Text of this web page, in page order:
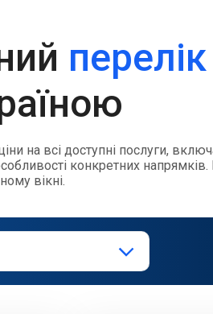
перелік
на всі доступні послуги,
конкретних
вікні.